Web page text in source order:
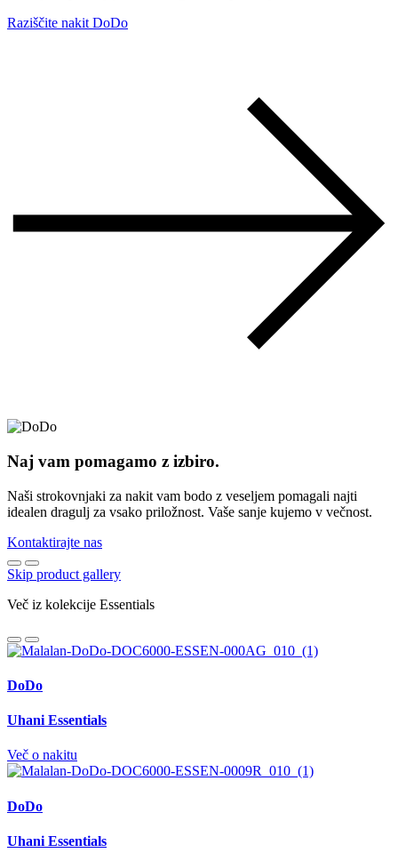
Raziščite nakit DoDo
Naj vam pomagamo z izbiro.
Naši strokovnjaki za nakit vam bodo z veseljem pomagali najti
idealen dragulj za vsako priložnost. Vaše sanje kujemo v večnost.
Kontaktirajte nas
Skip product gallery
Več iz kolekcije Essentials
DoDo
Uhani Essentials
Več o nakitu
DoDo
Uhani Essentials